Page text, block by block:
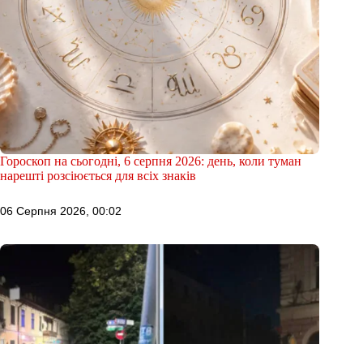
Гороскоп на сьогодні, 6 серпня 2026: день, коли туман
нарешті розсіюється для всіх знаків
06 Серпня 2026, 00:02